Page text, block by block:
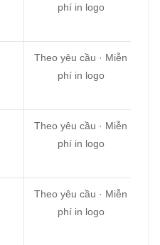
phí in logo
Theo yêu cầu · Miễn
phí in logo
Theo yêu cầu · Miễn
phí in logo
Theo yêu cầu · Miễn
phí in logo